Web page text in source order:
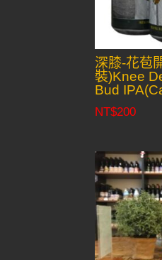
深膝-花苞
裝)Knee
Bud
NT$200